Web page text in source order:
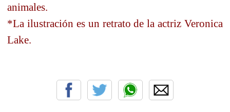
animales.
*La ilustración es un retrato de la actriz Veronica
Lake.